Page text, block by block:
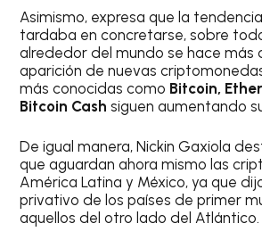
Asimismo, expresa que la
tardaba en concretarse, sobre
alrededor del mundo se hace más
aparición de nuevas
más conocidas como Bitcoin,
Bitcoin Cashsiguen aumentando
De igual manera, Nickin Gaxiola
que aguardan ahora mismo las
América Latina y México, ya que
privativo de los países de primer
aquellos del otro lado del Atlántico.